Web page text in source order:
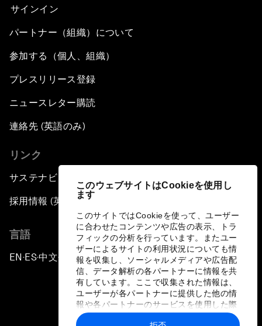
このウェブサイトはCookieを使用し
ます
このサイトではCookieを使って、ユーザー
に合わせたコンテンツや広告の表示、トラ
フィックの分析を行っています。またユー
ザーによるサイトの利用状況についても情
報を収集し、ソーシャルメディアや広告配
信、データ解析の各パートナーに情報を共
有しています。ここで収集された情報は、
ユーザーが各パートナーに提供した他の情
報や各パートナーのサービスを使用した際
に収集された情報と組み合わされ、各パー
サインイン
パートナー（組織）について
参加する（個人、組織）
プレスリリース登録
ニュースレター購読
連絡先 (英語のみ)
リンク
サステナビリティへの取り組み
採用情報 (英語のみ)
言語
EN ▪ES▪中文▪ 日本語